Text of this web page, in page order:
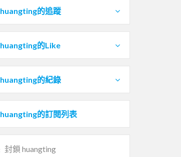
huangting的追蹤
huangting的Like
huangting的紀錄
huangting的訂閱列表
封鎖 huangting